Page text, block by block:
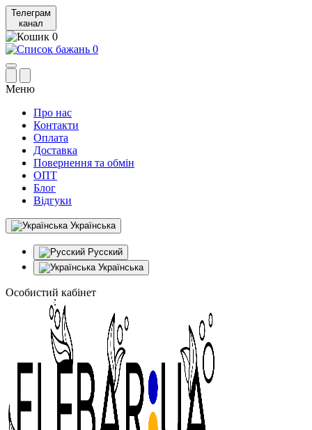
Телеграм
канал
0
0
Меню
Про нас
Контакти
Оплата
Доставка
Повернення та обмін
ОПТ
Блог
Відгуки
Українська
Русский
Українська
Особистий кабінет